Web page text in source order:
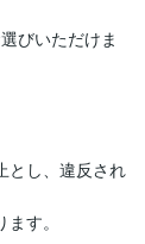
びいただけま
とし、違反され
す。